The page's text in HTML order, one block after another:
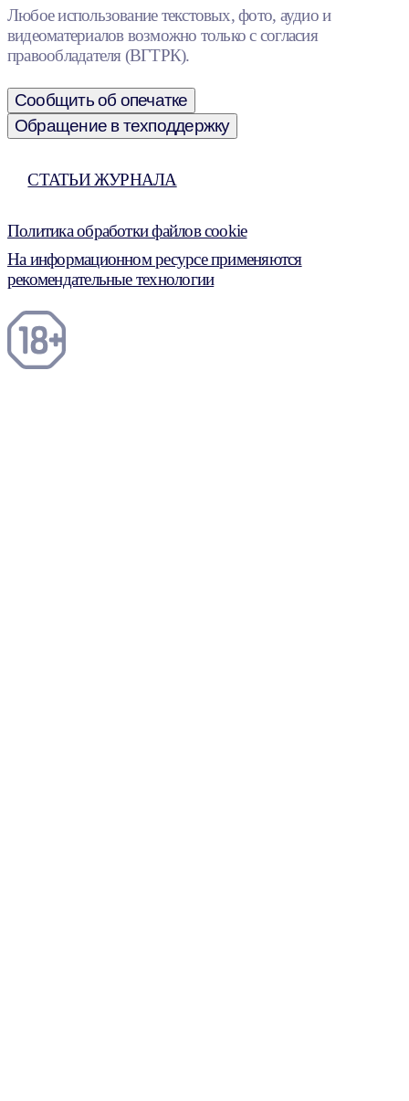
Любое использование текстовых, фото, аудио и
видеоматериалов возможно только с согласия
правообладателя (ВГТРК).
Сообщить об опечатке
Обращение в техподдержку
СТАТЬИ ЖУРНАЛА
Политика обработки файлов cookie
На информационном ресурсе применяются
рекомендательные технологии